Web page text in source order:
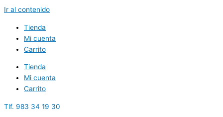
Ir al contenido
Tienda
Mi cuenta
Carrito
Tienda
Mi cuenta
Carrito
Tlf. 983 34 19 30